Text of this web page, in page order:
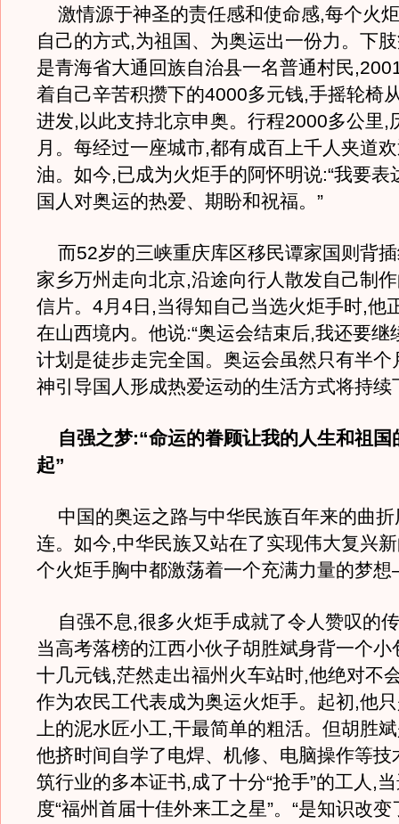
激情源于神圣的责任感和使命感,每个火
自己的方式,为祖国、为奥运出一份力。下
是青海省大通回族自治县一名普通村民
着自己辛苦积攒下的4000多元钱,手摇轮椅
进发,以此支持北京申奥。行程2000多公里,
月。每经过一座城市,都有成百上千人夹道
油。如今,已成为火炬手的阿怀明说:“我要表
国人对奥运的热爱、期盼和祝福。”
而52岁的三峡重庆库区移民谭家国则背
家乡万州走向北京,沿途向行人散发自己制
信片。4月4日,当得知自己当选火炬手时,他
在山西境内。他说:“奥运会结束后,我还要继
计划是徒步走完全国。奥运会虽然只有半个
神引导国人形成热爱运动的生活方式将持续
自强之梦:“命运的眷顾让我的人生和祖国
起”
中国的奥运之路与中华民族百年来的曲折
连。如今,中华民族又站在了实现伟大复兴
个火炬手胸中都激荡着一个充满力量的梦
自强不息,很多火炬手成就了令人赞叹的
当高考落榜的江西小伙子胡胜斌身背一个小
十几元钱,茫然走出福州火车站时,他绝对不
作为农民工代表成为奥运火炬手。起初,他
上的泥水匠小工,干最简单的粗活。但胡胜
他挤时间自学了电焊、机修、电脑操作等技
筑行业的多本证书,成了十分“抢手”的工人,
度“福州首届十佳外来工之星”。“是知识改